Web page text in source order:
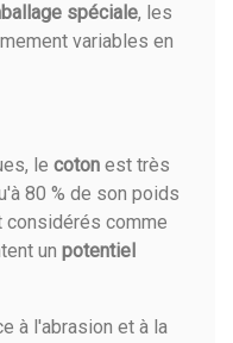
spéciale, les
variables en
le coton est très
80 % de son poids
considérés comme
un potentiel
à l'abrasion et à la